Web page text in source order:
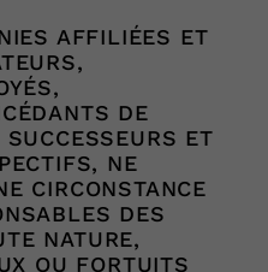
AFFILIÉES ET
DE
ET
NE
CIRCONSTANCE
DES
NATURE,
OU FORTUITS